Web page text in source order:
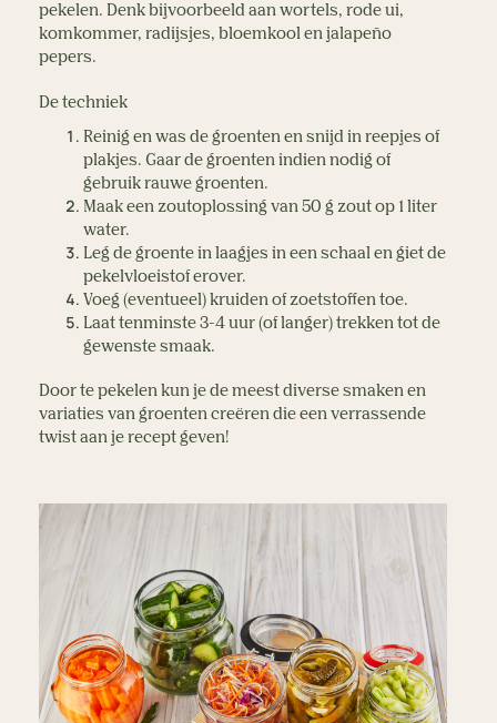
pekelen. Denk bijvoorbeeld aan wortels, rode ui,
komkommer, radijsjes, bloemkool en jalapeño
pepers.
De techniek
Reinig en was de groenten en snijd in reepjes of
plakjes. Gaar de groenten indien nodig of
gebruik rauwe groenten.
Maak een zoutoplossing van 50 g zout op 1 liter
water.
Leg de groente in laagjes in een schaal en giet de
pekelvloeistof erover.
Voeg (eventueel) kruiden of zoetstoffen toe.
Laat tenminste 3-4 uur (of langer) trekken tot de
gewenste smaak.
Door te pekelen kun je de meest diverse smaken en
variaties van groenten creëren die een verrassende
twist aan je recept geven!